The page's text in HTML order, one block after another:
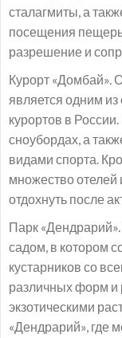
сталагмиты, а
посещения
разрешение и
Курорт «Домбай».
является одним
курортов в
сноубордах, а
видами спорта.
множество отелей
отдохнуть после
Парк
садом, в котором
кустарников со
различных форм и
экзотическими
«Дендрарий», где